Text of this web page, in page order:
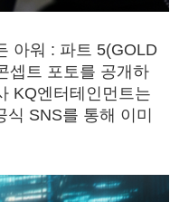
아워 : 파트 5(GOLD
셉트 포토를 공개하
KQ엔터테인먼트는
SNS를 통해 이미